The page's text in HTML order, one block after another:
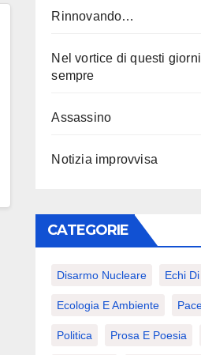
Rinnovando…
Nel vortice di questi
sempre
Assassino
Notizia improvvisa
CATEGORIE
Disarmo Nucleare Echi Di
Ecologia E Ambiente
Politica Prosa E Poesia